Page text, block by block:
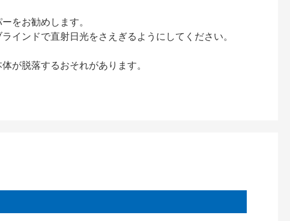
をお勧めします。
ンドで直射日光をさえぎるようにしてください。
が脱落するおそれがあります。